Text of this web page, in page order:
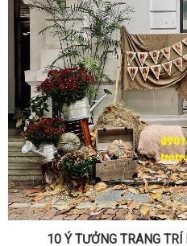
10 Ý TƯỞNG TRANG